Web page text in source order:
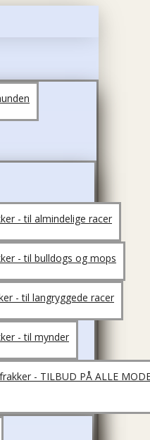
- til almindelige racer
- til bulldogs og mops
- til langryggede racer
- til mynder
- TILBUD PÅ ALLE